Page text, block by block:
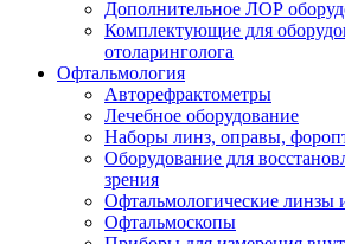
Дополнительное ЛОР
Комплектующие для
отоларинголога
Офтальмология
Авторефрактометры
Лечебное оборудование
Наборы линз, оправы,
Оборудование для
зрения
Офтальмологические линзы
Офтальмоскопы